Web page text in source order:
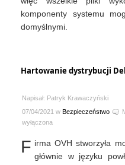
komponenty systemu
domyślnymi.
Hartowanie dystrybucji
Napisał: Patryk Krawaczyński
07/04/2021 w Bezpieczeństwo
wyłączona
F irma OVH stworzyła
głównie w języku